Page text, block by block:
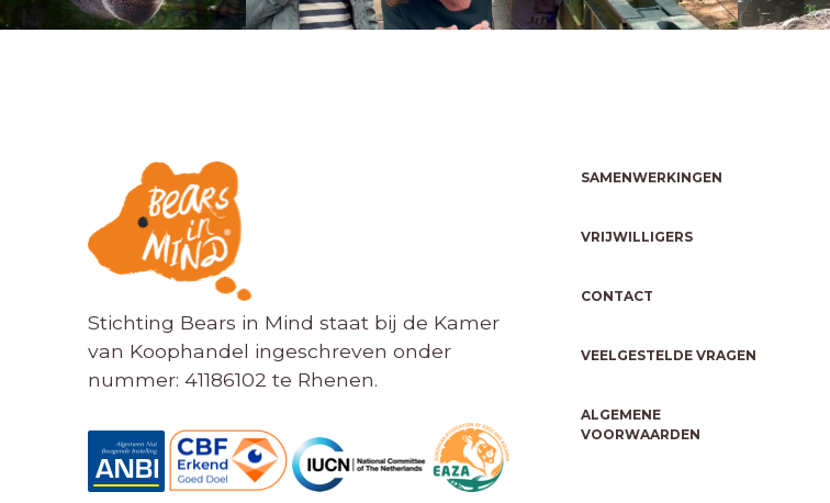
Stichting Bears in Mind staat bij de Kamer
van Koophandel ingeschreven onder
nummer: 41186102 te Rhenen.
SAMENWERKINGEN
VRIJWILLIGERS
CONTACT
VEELGESTELDE VRAGEN
ALGEMENE
VOORWAARDEN